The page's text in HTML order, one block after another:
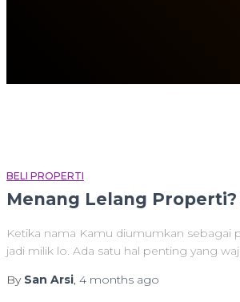
BELI PROPERTI
Menang Lelang
Ketika nama Kamu diumumkan sebagai
jadi milik lo. Ada satu hal penting yang
By San Arsi, 4 months ago